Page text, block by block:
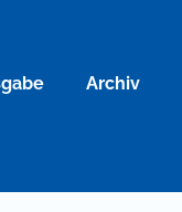
Archiv